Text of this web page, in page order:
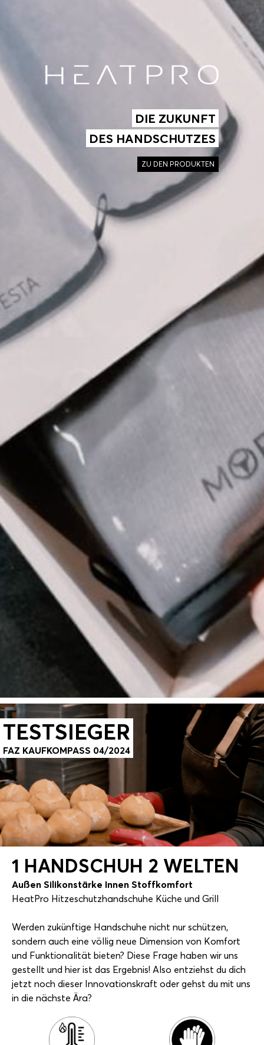
DIE ZUKUNFT
DES HANDSCHUTZES
ZU DEN PRODUKTEN
TESTSIEGER
FAZ KAUFKOMPASS 04/2024
1 HANDSCHUH 2 WELTEN
Außen Silikonstärke Innen Stoffkomfort
HeatPro Hitzeschutzhandschuhe Küche und Grill
Werden zukünftige Handschuhe nicht nur schützen,
sondern auch eine völlig neue Dimension von Komfort
und Funktionalität bieten? Diese Frage haben wir uns
gestellt und hier ist das Ergebnis! Also entziehst du dich
jetzt noch dieser Innovationskraft oder gehst du mit uns
in die nächste Ära?